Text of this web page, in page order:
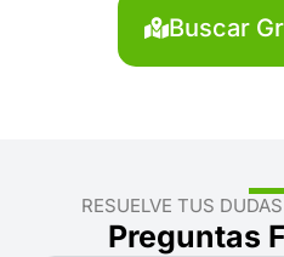
Buscar
RESUELVE TUS
Preguntas